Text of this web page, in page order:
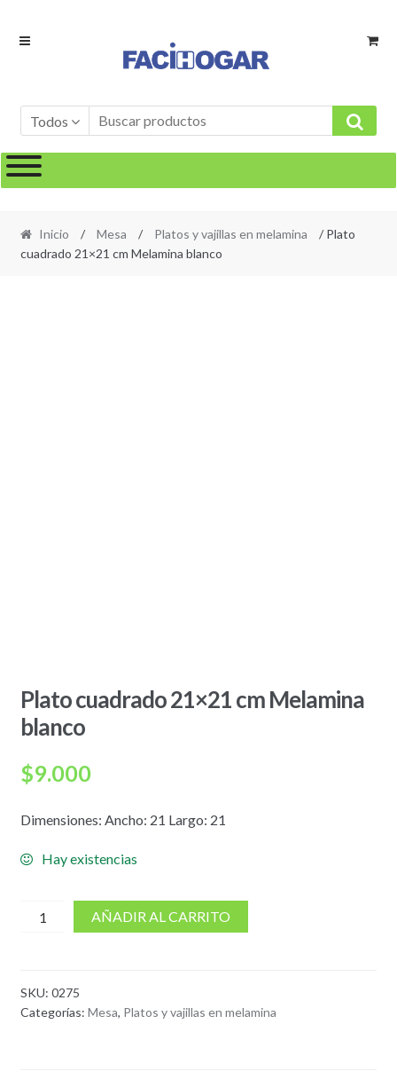
Ir
Ir
Todos
Inicio / Mesa / Platos y vajillas en melamina
/ Plato
cuadrado 21×21 cm Melamina blanco
Plato cuadrado 21×21 cm Melamina
blanco
$9.000
Dimensiones: Ancho: 21 Largo: 21
Hay existencias
cantidad
21x21
cm
AÑADIR AL CARRITO
SKU: 0275
Categorías: Mesa, Platos y vajillas en melamina